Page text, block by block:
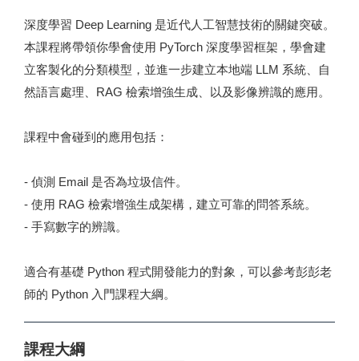
深度學習 Deep Learning 是近代人工智慧技術的關鍵突破。
本課程將帶領你學會使用 PyTorch 深度學習框架，學會建
立客製化的分類模型，並進一步建立本地端 LLM 系統、自
然語言處理、RAG 檢索增強生成、以及影像辨識的應用。
課程中會碰到的應用包括：
- 偵測 Email 是否為垃圾信件。
- 使用 RAG 檢索增強生成架構，建立可靠的問答系統。
- 手寫數字的辨識。
適合有基礎 Python 程式開發能力的對象，可以參考彭彭老
師的 Python 入門課程大綱。
課程大綱